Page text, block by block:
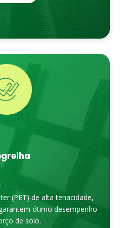
(PET) de alta tenacidade,
ótimo desempenho
de solo.